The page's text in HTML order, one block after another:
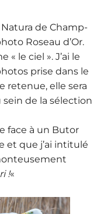
de Champ-
Roseau d’Or.
le ciel ». J’ai le
prise dans le
retenue, elle sera
de la sélection
face à un Butor
et que j’ai intitulé
!«